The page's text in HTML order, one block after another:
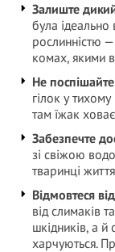
Залиште
була
рослинністю —
комах, якими
Не
гілок у
там їжак
Забезпечте
зі свіжою
тваринці
Відмовтеся
від слимаків
шкідників, а й
харчуються.